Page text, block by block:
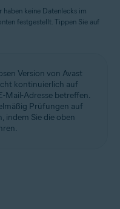
haben keine Datenlecks im
festgestellt. Tippen Sie auf
Version von Avast
kontinuierlich auf
Mail-Adresse betreffen.
Prüfungen auf
indem Sie die oben